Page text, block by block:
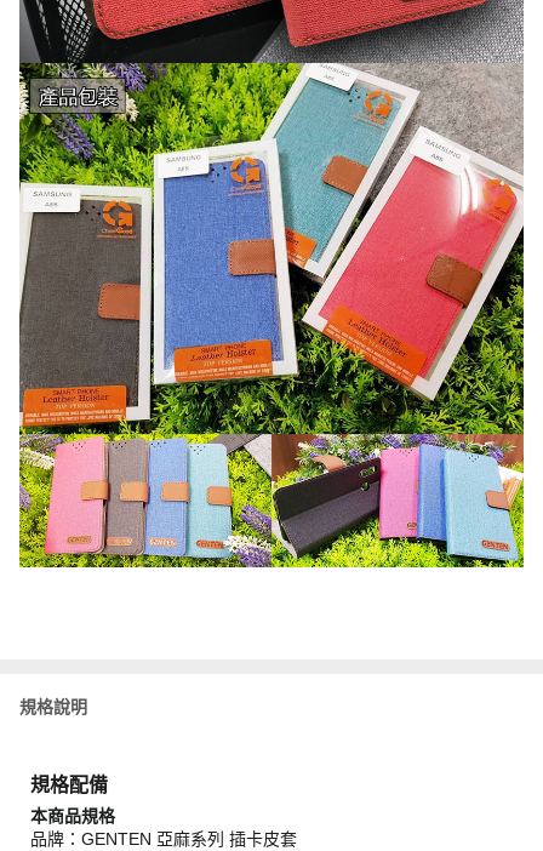
規格說明
規格配備
本商品規格
品牌：GENTEN 亞麻系列 插卡皮套